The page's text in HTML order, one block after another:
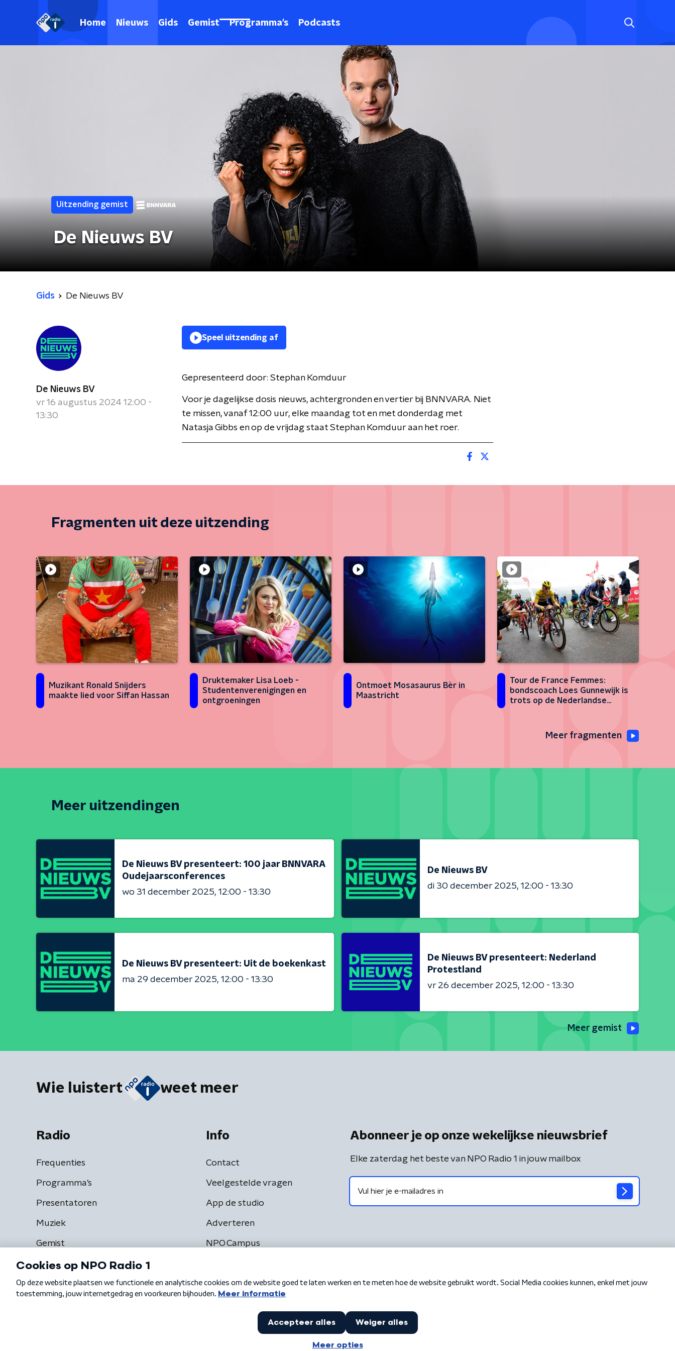
Home Nieuws Gids Gemist Programma's Podcasts
Uitzending gemist
De Nieuws BV
Gids De Nieuws BV
De Nieuws BV
vr 16 augustus 2024 12:00 -
13:30
Speel uitzending af
Gepresenteerd door: Stephan Komduur
Voor je dagelijkse dosis nieuws, achtergronden en vertier bij BNNVARA. Niet
te missen, vanaf 12:00 uur, elke maandag tot en met donderdag met
Natasja Gibbs en op de vrijdag staat Stephan Komduur aan het roer.
Fragmenten uit deze uitzending
Muzikant Ronald Snijders
maakte lied voor Siffan Hassan
Druktemaker Lisa Loeb -
Studentenverenigingen en
ontgroeningen
Ontmoet Mosasaurus Bèr in
Maastricht
Tour de France Femmes:
bondscoach Loes Gunnewijk is
trots op de Nederlandse
Meer fragmenten
Meer uitzendingen
De Nieuws BV presenteert: 100 jaar BNNVARA
Oudejaarsconferences
wo 31 december 2025 12:00 - 13:30
De Nieuws BV
di 30 december 2025 12:00 - 13:30
De Nieuws BV presenteert: Uit de boekenkast
ma 29 december 2025 12:00 - 13:30
De Nieuws BV presenteert: Nederland
Protestland
vr 26 december 2025 12:00 - 13:30
Meer gemist
Wie luistert weet meer
Radio
Frequenties
Programma's
Presentatoren
Muziek
Gemist
Info
Contact
Veelgestelde vragen
App de studio
Adverteren
NPO Campus
Abonneer je op onze wekelijkse nieuwsbrief
Elke zaterdag het beste van NPO Radio 1 in jouw mailbox
Algemene voorwaarden Privacybeleid